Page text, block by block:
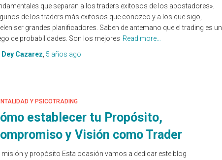
que separan a los traders exitosos de los apostadores».
de los traders más exitosos que conozco y a los que sigo,
ser grandes planificadores. Saben de antemano que el trading es un
de probabilidades. Son los mejores Read more…
Dey Cazarez 5 años ago
Y PSICOTRADING
establecer tu Propósito,
y Visión como Trader
misión y propósito Esta ocasión vamos a dedicar este blog